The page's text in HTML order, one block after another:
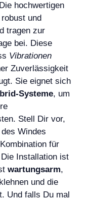
hochwertigen
und
tragen zur
bei. Diese
Vibrationen
Zuverlässigkeit
Sie eignet sich
Systeme, um
Stell Dir vor,
Windes
für
Installation ist
wartungsarm,
und die
Und falls Du mal